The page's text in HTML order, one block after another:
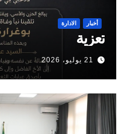
أخبار الادارة
تعزية
21 يوليو، 2026